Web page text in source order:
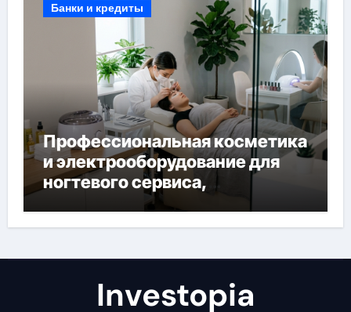
Банки и кредиты
Профессиональная косметика
и электрооборудование для
ногтевого сервиса,
наращивания ресниц и
депиляции
Investopia